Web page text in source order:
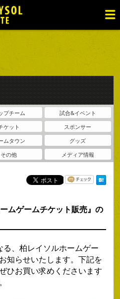
プチーム
試合&イベント
ケット
スポンサー
ムタウン
グッズ
その他 メディア情報
ムゲームチケット販売』の
、柏レイソルホームゲー
知らせいたします。下記を
ひお買い求めくださいます
ム
ン